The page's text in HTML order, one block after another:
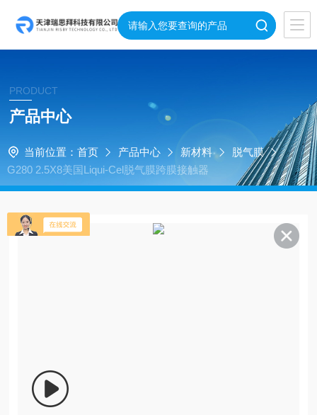
PRODUCT
产品中心
当前位置： 首页 产品中心 新材料
脱气膜
G280 2.5X8美国Liqui-Cel脱气膜跨膜接触器